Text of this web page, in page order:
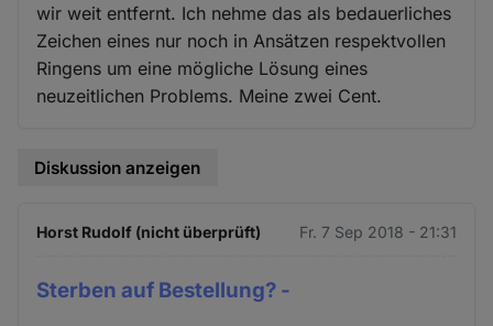
wir weit entfernt. Ich nehme das als bedauerliches
Zeichen eines nur noch in Ansätzen respektvollen
Ringens um eine mögliche Lösung eines
neuzeitlichen Problems. Meine zwei Cent.
Diskussion anzeigen
Horst Rudolf (nicht überprüft) Fr. 7 Sep 2018 - 21:31
Sterben auf Bestellung? -